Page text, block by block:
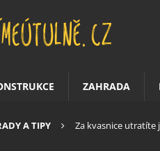
ZAHRADA
A TIPY
Za kvasnice utratíte